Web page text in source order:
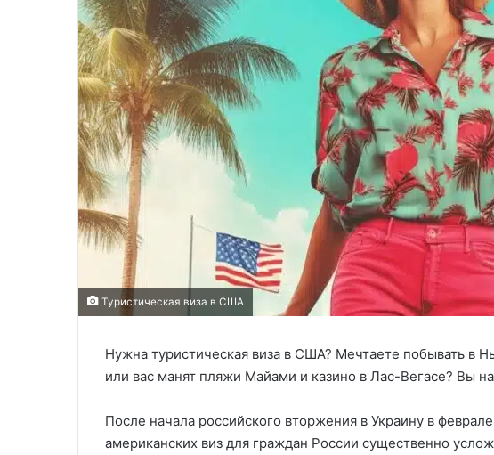
Туристическая виза в США
Нужна туристическая виза в США? Мечтаете побывать в
или вас манят пляжи Майами и казино в Лас-Вегасе? Вы
После начала российского вторжения в Украину в
американских виз для граждан России существенно